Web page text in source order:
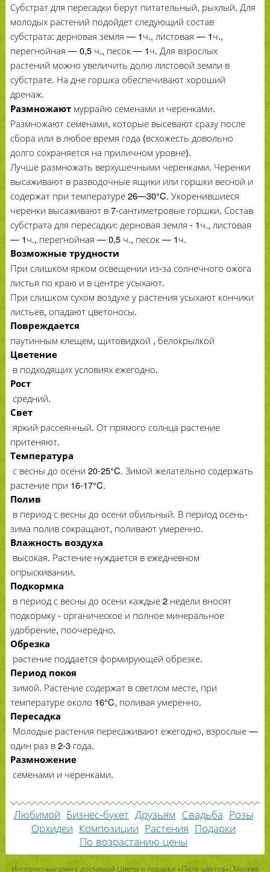
Субстрат для пересадки берут питательный, рыхлый. Для
молодых растений подойдет следующий состав
субстрата: дерновая земля — 1ч., листовая — 1ч.,
перегнойная — 0,5 ч., песок — 1ч. Для взрослых
растений можно увеличить долю листовой земли в
субстрате. На дне горшка обеспечивают хороший
дренаж.
Размножают муррайю семенами и черенками.
Размножают семенами, которые высевают сразу после
сбора или в любое время года (всхожесть довольно
долго сохраняется на приличном уровне).
Лучше размножать верхушечными черенками. Черенки
высаживают в разводочные ящики или горшки весной и
содержат при температуре 26—30°C. Укоренившиеся
черенки высаживают в 7-сантиметровые горшки. Состав
субстрата для пересадки: дерновая земля - 1ч., листовая
— 1ч., перегнойная — 0,5 ч., песок — 1ч.
Возможные трудности
При слишком ярком освещении из-за солнечного ожога
листья по краю и в центре усыхают.
При слишком сухом воздухе у растения усыхают кончики
листьев, опадают цветоносы.
Повреждается
паутинным клещем, щитовидкой , белокрылкой
Цветение
в подходящих условиях ежегодно.
Рост
средний.
Свет
яркий рассеянный. От прямого солнца растение
притеняют.
Температура
с весны до осени 20-25°C. Зимой желательно содержать
растение при 16-17°C.
Полив
в период с весны до осени обильный. В период осень-
зима полив сокращают, поливают умеренно.
Влажность воздуха
высокая. Растение нуждается в ежедневном
опрыскивании.
Подкормка
в период с весны до осени каждые 2 недели вносят
подкормку - органическое и полное минеральное
удобрение, поочередно.
Обрезка
растение поддается формирующей обрезке.
Период покоя
зимой. Растение содержат в светлом месте, при
температуре около 16°C, поливая умеренно.
Пересадка
Молодые растения пересаживают ежегодно, взрослые —
один раз в 2-3 года.
Размножение
семенами и черенками.
Любимой Бизнес-букет Друзьям Свадьба Розы
Орхидеи Композиции Растения Подарки
По возрастанию цены
Интернет-магазин с доставкой Цветы и подарки «Поле цветов»: Москва